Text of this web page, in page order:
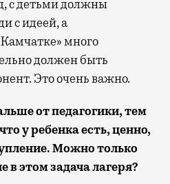
с детьми должны
с идеей, а
много
должен быть
Это очень важно.
от педагогики, тем
у ребенка есть, ценно,
Можно только
в этом задача лагеря?